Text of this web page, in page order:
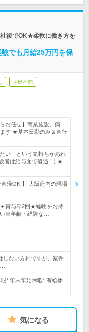
後でOK★柔軟に働き方を
でも月給25万円を保
学歴不問
お任せ】商業施設、病
す ★基本日勤のみ＆直行
い」という気持ちがあれ
者は給与面で優遇！) ★
直帰OK 】 大阪府内の現場
+ 賞与年2回★経験をお持
※年齢・経験な…
しない方針ですが、案件
* 年末年始休暇* 有給休
気になる